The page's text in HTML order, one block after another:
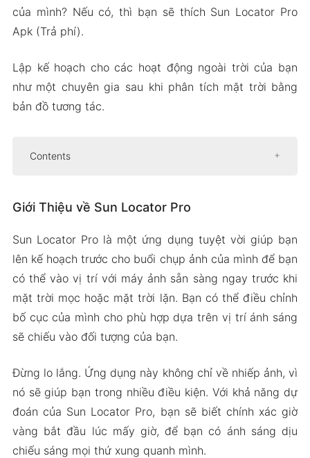
của mình? Nếu có, thì bạn sẽ thích Sun Locator Pro
Apk (Trả phí).
Lập kế hoạch cho các hoạt động ngoài trời của bạn
như một chuyên gia sau khi phân tích mặt trời bằng
bản đồ tương tác.
Contents
Khám phá mô phỏng địa hình 3D
Bất động sản và kiến trúc
Phiên Bản APK Mod của Sun Locator Pro
Tính Năng Mod
Tải Xuống Sun Locator Pro Apk & MOD cho
Android 2024
Giới Thiệu về Sun Locator Pro
Sun Locator Pro là một ứng dụng tuyệt vời giúp bạn
lên kế hoạch trước cho buổi chụp ảnh của mình để bạn
có thể vào vị trí với máy ảnh sẵn sàng ngay trước khi
mặt trời mọc hoặc mặt trời lặn. Bạn có thể điều chỉnh
bố cục của mình cho phù hợp dựa trên vị trí ánh sáng
sẽ chiếu vào đối tượng của bạn.
Đừng lo lắng. Ứng dụng này không chỉ về nhiếp ảnh, vì
nó sẽ giúp bạn trong nhiều điều kiện. Với khả năng dự
đoán của Sun Locator Pro, bạn sẽ biết chính xác giờ
vàng bắt đầu lúc mấy giờ, để bạn có ánh sáng dịu
chiếu sáng mọi thứ xung quanh mình.